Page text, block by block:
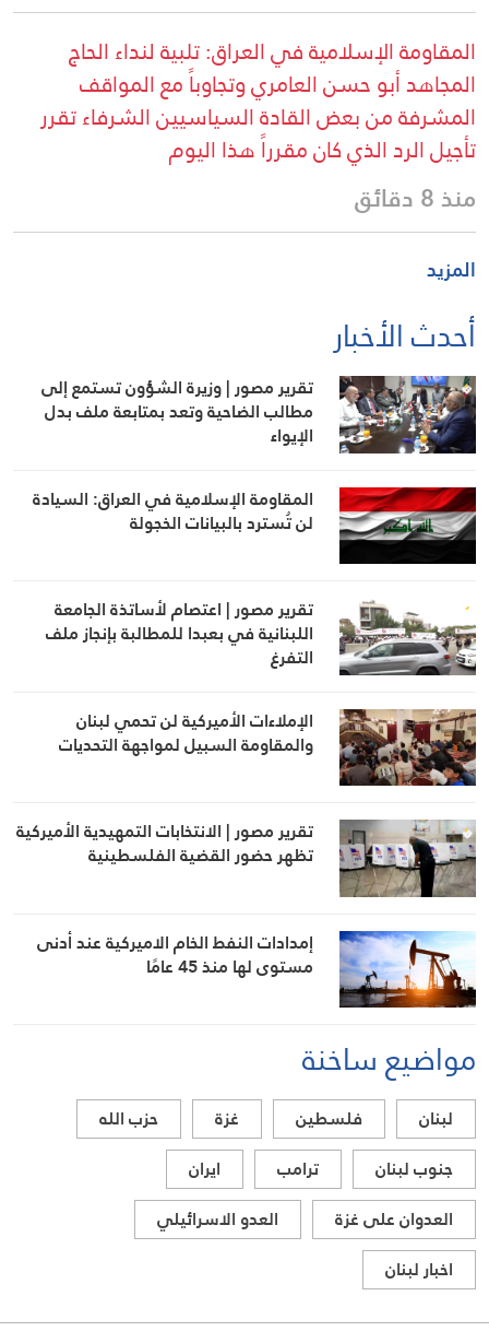
المقاومة الإسلامية في العراق: تلبية لنداء الحاج
المجاهد أبو حسن العامري وتجاوباً مع المواقف
المشرفة من بعض القادة السياسيين الشرفاء تقرر
تأجيل الرد الذي كان مقرراً هذا اليوم
منذ 8 دقائق
المزيد
أحدث الأخبار
تقرير مصور | وزيرة الشؤون تستمع إلى
مطالب الضاحية وتعد بمتابعة ملف بدل
الإيواء
المقاومة الإسلامية في العراق: السيادة
لن تُسترد بالبيانات الخجولة
تقرير مصور | اعتصام لأساتذة الجامعة
اللبنانية في بعبدا للمطالبة بإنجاز ملف
التفرغ
الإملاءات الأميركية لن تحمي لبنان
والمقاومة السبيل لمواجهة التحديات
تقرير مصور | الانتخابات التمهيدية الأميركية
تظهر حضور القضية الفلسطينية
إمدادات النفط الخام الاميركية عند أدنى
مستوى لها منذ 45 عامًا
مواضيع ساخنة
لبنان فلسطين غزة
حزب الله
جنوب لبنان
ترامب
ايران
العدوان على غزة
العدو الاسرائيلي
اخبار لبنان